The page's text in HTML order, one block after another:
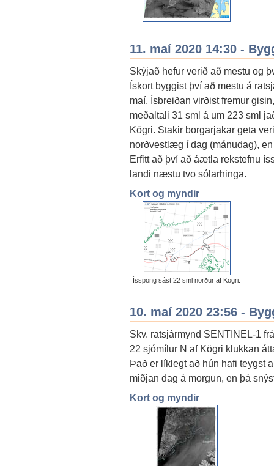
11. maí 2020 14:30 -
Skýjað hefur verið að mestu og
Ískort byggist því að mestu á
maí. Ísbreiðan virðist fremur
meðaltali 31 sml á um 223 sml
Kögri. Stakir borgarjakar geta
norðvestlæg í dag (mánudag),
Erfitt að því að áætla rekstefnu
landi næstu tvo sólarhinga.
Kort og myndir
Ísspöng sást 22 sml norður af Kögri.
10. maí 2020 23:56 -
Skv. ratsjármynd SENTINEL-1
22 sjómílur N af Kögri klukkan
Það er líklegt að hún hafi teygst
miðjan dag á morgun, en þá
Kort og myndir